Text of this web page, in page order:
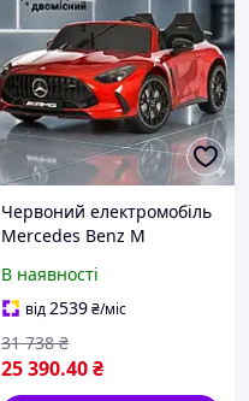
Червоний електромобіль
Mercedes Benz M
автофарбуванні, з
пультом, повний привід,
швидкість 10 км,
двомісний
В наявності
від2539₴/міс
25 390.40₴
31 738 ₴